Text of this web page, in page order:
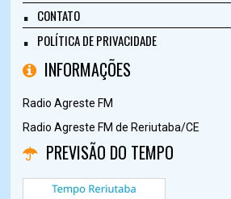
CONTATO
POLÍTICA DE PRIVACIDADE
INFORMAÇÕES
Radio Agreste FM
Radio Agreste FM de Reriutaba/CE
PREVISÃO DO TEMPO